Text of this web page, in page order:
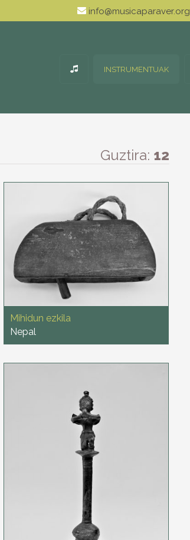
info@musicaparaver.org
INSTRUMENTUAK
Guztira: 12
Mihidun ezkila
Nepal